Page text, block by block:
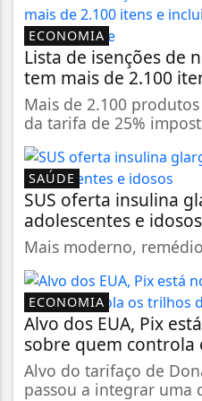
ECONOMIA
Lista de isenções de
tem mais de 2.100
Mais de 2.100
da tarifa de 25%
SAÚDE
SUS oferta insulina
adolescentes e idosos
Mais moderno,
ECONOMIA
Alvo dos EUA, Pix
sobre quem controla
Alvo do tarifaço de
passou a integrar uma